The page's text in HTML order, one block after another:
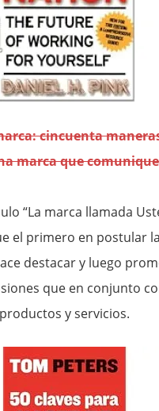
cincuenta
marca que
“La marca llamada
el primero en postular
destacar y luego
que en conjunto
y servicios.